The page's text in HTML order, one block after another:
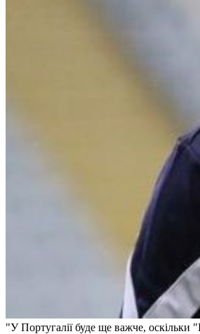
"У Португалії буде ще важче,